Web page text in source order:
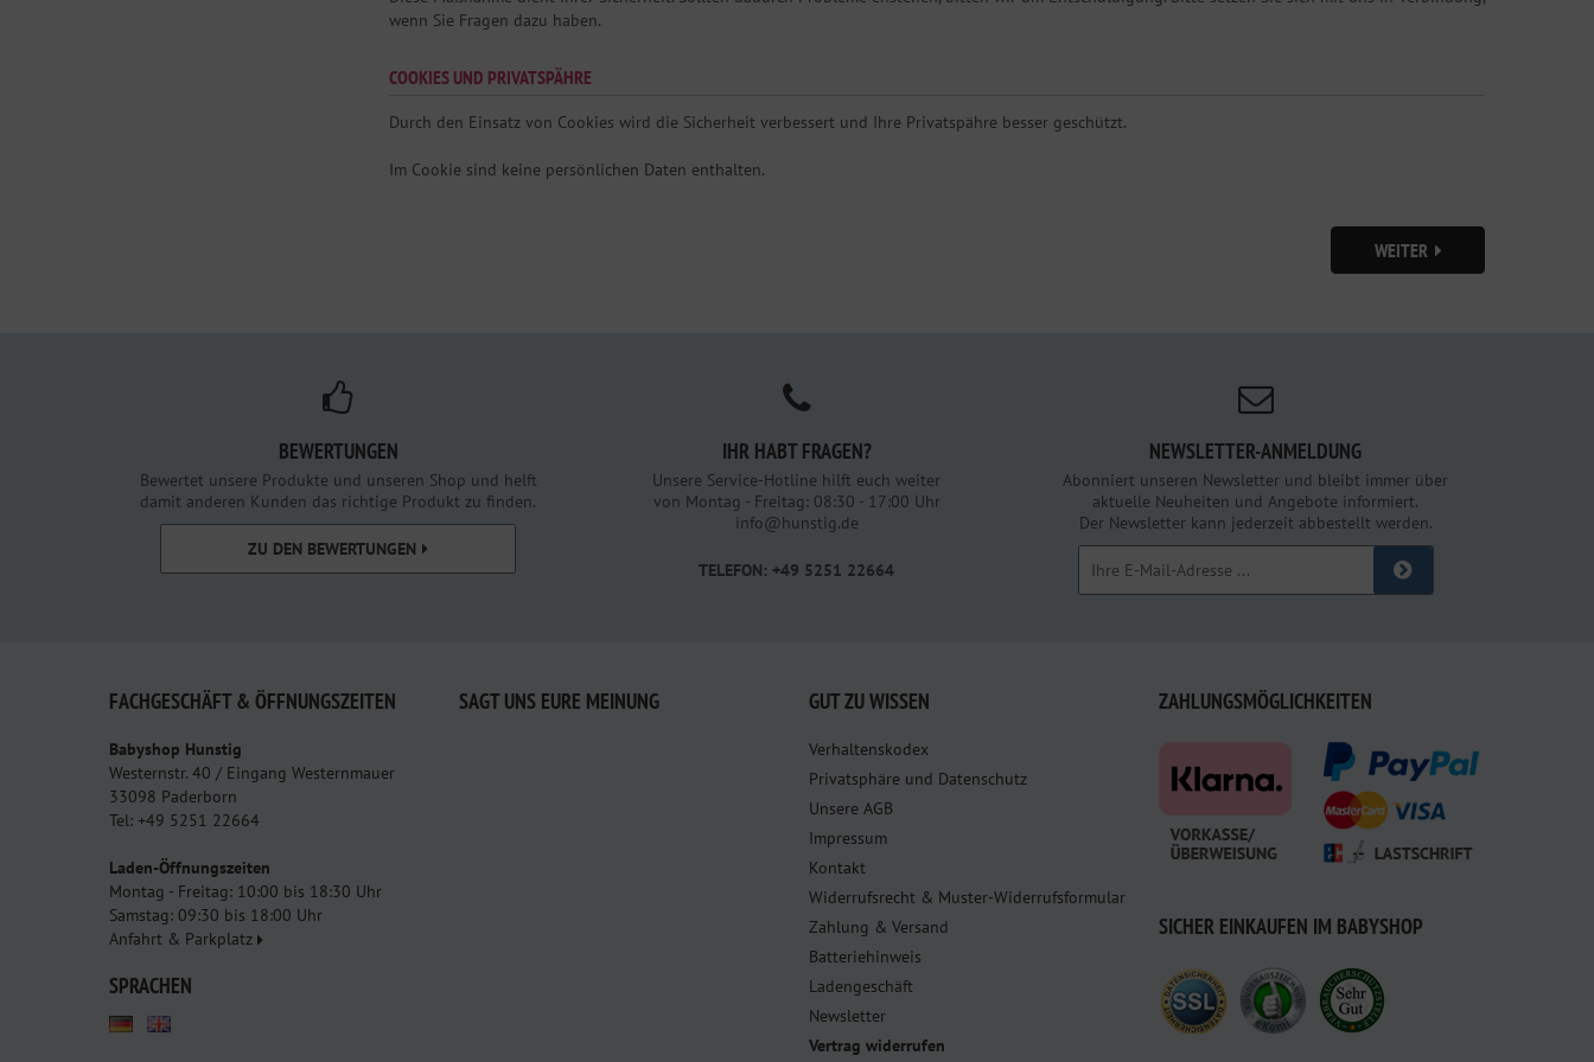
wenn Sie Fragen dazu haben.
COOKIES UND PRIVATSPÄHRE
Durch den Einsatz von Cookies wird die Sicherheit verbessert und Ihre Privatspähre besser geschützt.
Im Cookie sind keine persönlichen Daten enthalten.
WEITER
BEWERTUNGEN
Bewertet unsere Produkte und unseren Shop und helft
damit anderen Kunden das richtige Produkt zu finden.
ZU DEN BEWERTUNGEN
IHR HABT FRAGEN?
Unsere Service-Hotline hilft euch weiter
von Montag - Freitag: 08:30 - 17:00 Uhr
info@hunstig.de
TELEFON: +49 5251 22664
NEWSLETTER-ANMELDUNG
Abonniert unseren Newsletter und bleibt immer über
aktuelle Neuheiten und Angebote informiert.
Der Newsletter kann jederzeit abbestellt werden.
FACHGESCHÄFT & ÖFFNUNGSZEITEN
Babyshop Hunstig
Westernstr. 40 / Eingang Westernmauer
33098 Paderborn
Tel: +49 5251 22664
Laden-Öffnungszeiten
Montag - Freitag: 10:00 bis 18:30 Uhr
Samstag: 09:30 bis 18:00 Uhr
Anfahrt & Parkplatz
SPRACHEN
SAGT UNS EURE MEINUNG GUT ZU WISSEN
Verhaltenskodex
Privatsphäre und Datenschutz
Unsere AGB
Impressum
Kontakt
Widerrufsrecht & Muster-Widerrufsformular
Zahlung & Versand
Batteriehinweis
Ladengeschäft
Newsletter
Vertrag widerrufen
ZAHLUNGSMÖGLICHKEITEN
SICHER EINKAUFEN IM BABYSHOP